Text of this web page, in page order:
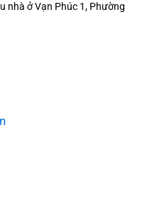
nhà ở Vạn Phúc 1, Phường